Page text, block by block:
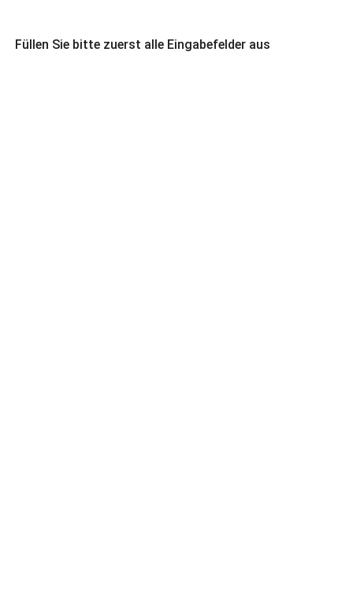
Füllen Sie bitte zuerst alle Eingabefelder aus